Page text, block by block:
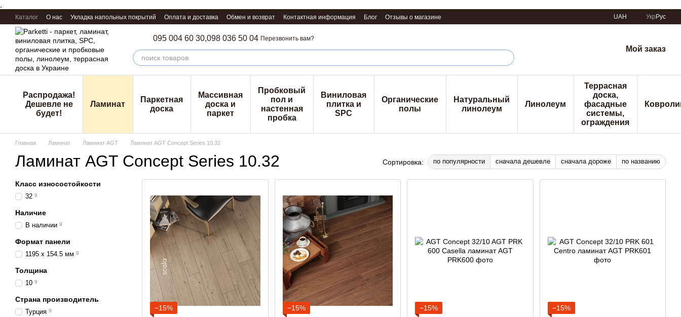
Перейти к основному контенту
Каталог О нас Укладка напольных покрытий Оплата и доставка Обмен и возврат Контактная информация Блог Отзывы о магазине UAH Укр Рус
095 004 60 30,098 036 50 04 Перезвонить вам?
Мой заказ
Распродажа!
Дешевле не
будет!
Ламинат
Паркетная
доска
Массивная
доска и
паркет
Пробковый
пол и
настенная
пробка
Виниловая
плитка и
SPC
Органические
полы
Натуральный
линолеум
Линолеум
Террасная
доска,
фасадные
системы,
ограждения
Главная Ламинат Ламинат AGT Ламинат AGT Concept Series 10.32
Ламинат AGT Concept Series 10.32 Сортировка: по популярности сначала дешевле сначала дороже по названию
−15% −15% −15% −15%
Класс износостойкости
32 9
Наличие
В наличии 9
Формат панели
1195 x 154.5 мм 9
Толщина
10 9
Страна производитель
Турция 9